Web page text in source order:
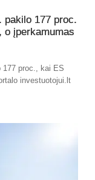
pakilo 177 proc.
o įperkamumas
177 proc., kai ES
investuotojui.lt